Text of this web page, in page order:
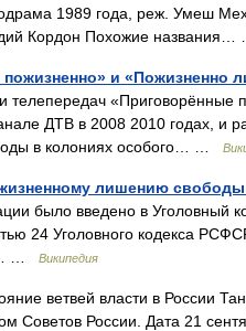
1989 года, реж. Умеш
Кордон Похожие
и «Пожизненно
«Приговорённые
ДТВ в 2008 2010 годах, и
в колониях особого… …
лишению
было введено в Уголовный
24 Уголовного кодекса
…
Википедия
ветвей власти в России
Советов России. Дата 21